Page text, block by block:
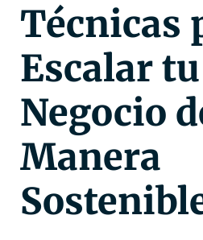
Técnicas
Escalar tu
Negocio
Manera